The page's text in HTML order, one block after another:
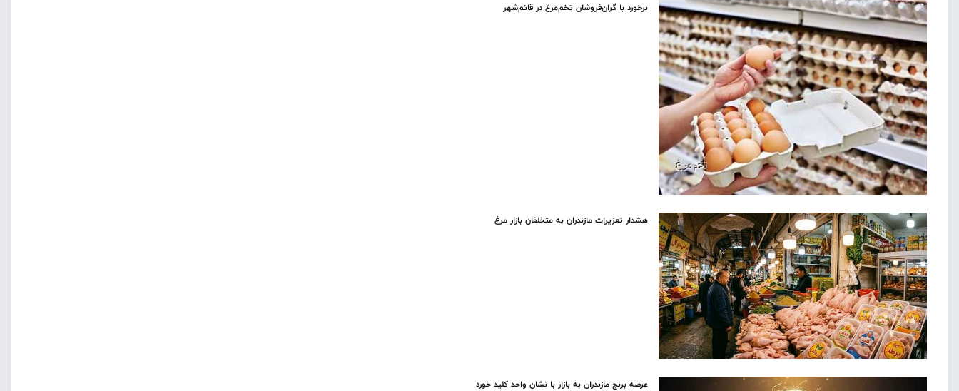
برخورد با گران‌فروشان تخم‌مرغ در قائم‌شهر
هشدار تعزیرات مازندران به متخلفان بازار مرغ
عرضه برنج مازندران به بازار با نشان واحد کلید خورد